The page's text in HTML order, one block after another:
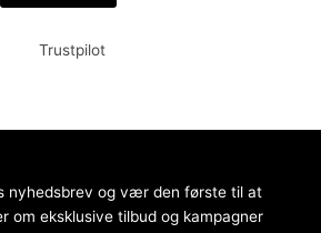
Trustpilot
nyhedsbrev og vær den første til at
om eksklusive tilbud og kampagner